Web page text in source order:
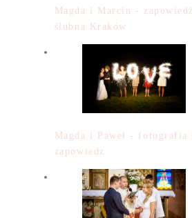
Magda i Marcin -
ślubna Kraków
Magda i Paweł - fotografia
zapowiedz